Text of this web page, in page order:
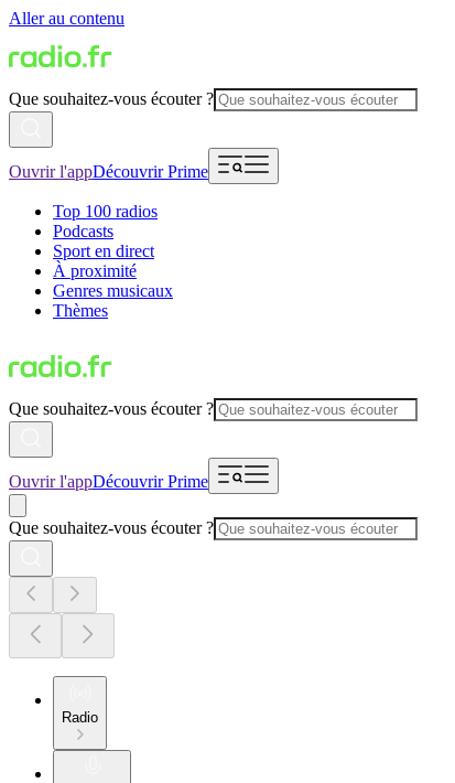
Aller au contenu
Que souhaitez-vous écouter ?
Ouvrir l'appDécouvrir Prime
Top 100 radios
Podcasts
Sport en direct
À proximité
Genres musicaux
Thèmes
Que souhaitez-vous écouter ?
Ouvrir l'appDécouvrir Prime
Que souhaitez-vous écouter ?
Radio